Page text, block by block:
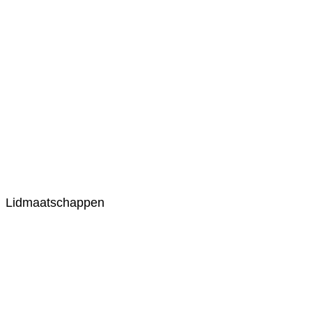
Lidmaatschappen